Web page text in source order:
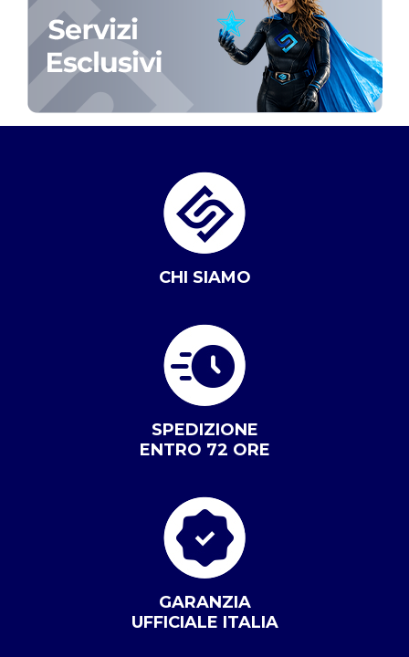
CHI SIAMO
SPEDIZIONE
ENTRO 72 ORE
GARANZIA
UFFICIALE ITALIA